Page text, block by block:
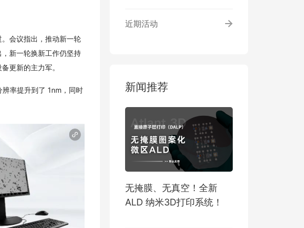
会议指出，推动新一轮
新一轮换新工作仍坚持
更新的主力军。
率提升到了 1nm，同时
近期活动
新闻推荐
无掩膜、无真空！全新
ALD 纳米3D打印系统！